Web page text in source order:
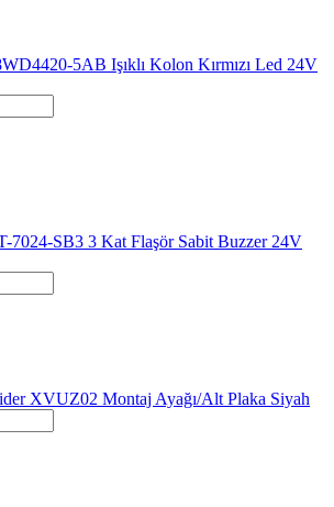
5AB Işıklı Kolon Kırmızı Led 24V
7024-SB3 3 Kat Flaşör Sabit Buzzer 24V
XVUZ02 Montaj Ayağı/Alt Plaka Siyah